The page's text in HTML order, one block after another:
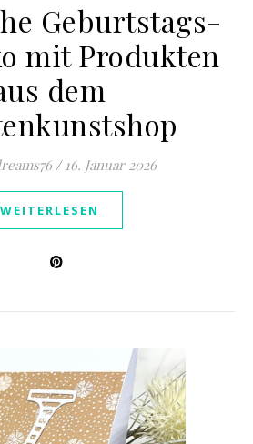
Geburtstags-
mit Produkten
dem
/ 16. Januar 2026
WEITERLESEN